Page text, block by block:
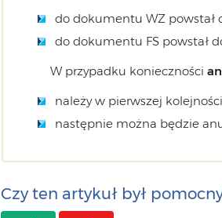
do dokumentu WZ powstał
do dokumentu FS powstał
W przypadku konieczności
należy w pierwszej
następnie można będzie
Czy ten artykuł był